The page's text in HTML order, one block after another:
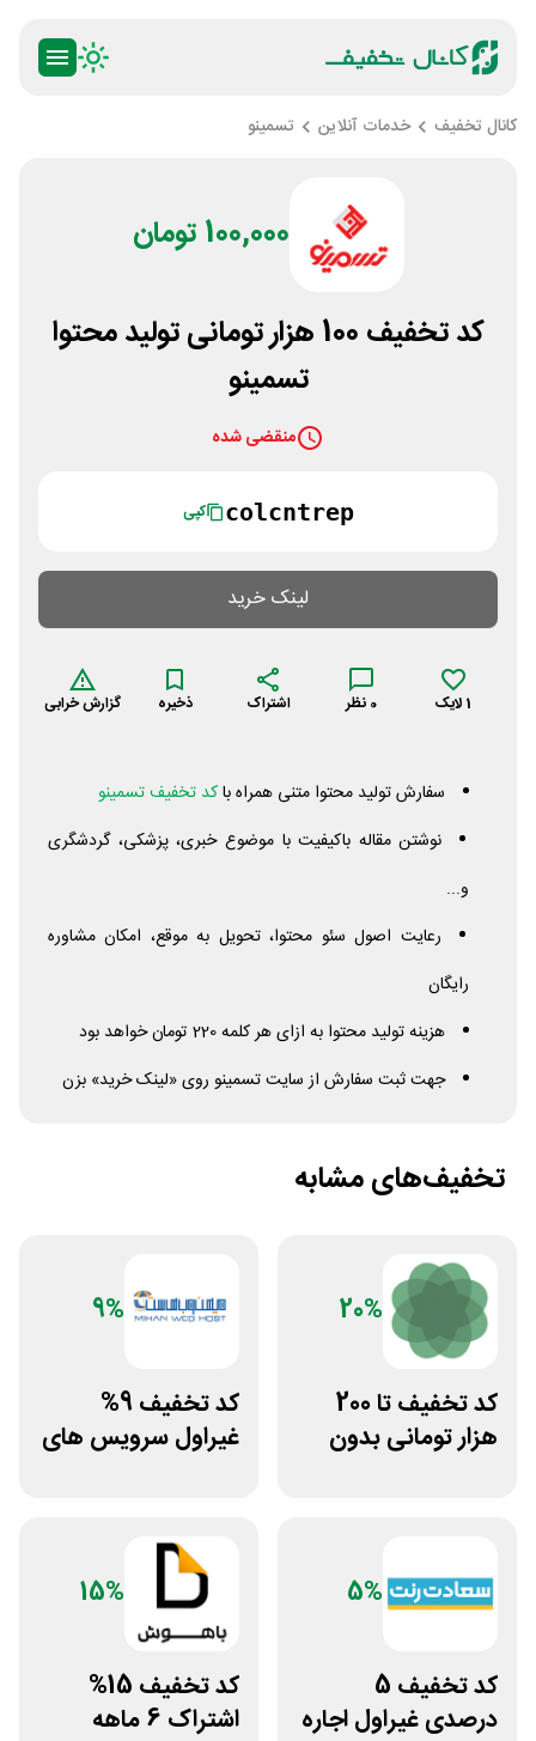
کانال تخفیف خدمات آنلاین تسمینو
100,000 تومان
کد تخفیف 100 هزار تومانی تولید محتوا
تسمینو
منقضی شده
colcntrep کپی
لینک خرید
1لایک 0 نظر اشتراک ذخیره گزارش خرابی
سفارش تولید محتوا متنی همراه باکد تخفیف تسمینو
نوشتن مقاله باکیفیت با موضوع خبری، پزشکی، گردشگری
و...
رعایت اصول سئو محتوا، تحویل به موقع، امکان مشاوره
رایگان
هزینه تولید محتوا به ازای هر کلمه 220 تومان خواهد بود
جهت ثبت سفارش از سایت تسمینو روی «لینک خرید» بزن
تخفیف‌های مشابه
20%
کد تخفیف تا 200
هزار تومانی بدون
9%
کد تخفیف 9%
غیراول سرویس های
5%
کد تخفیف 5
درصدی غیراول اجاره
15%
کد تخفیف 15%
اشتراک 6 ماهه